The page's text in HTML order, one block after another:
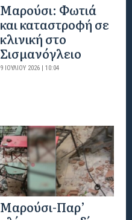
Μαρούσι: Φωτιά
και καταστροφή σε
κλινική στο
Σισμανόγλειο
9 ΙΟΥΛΊΟΥ 2026 | 10:04
Μαρούσι-Παρ’